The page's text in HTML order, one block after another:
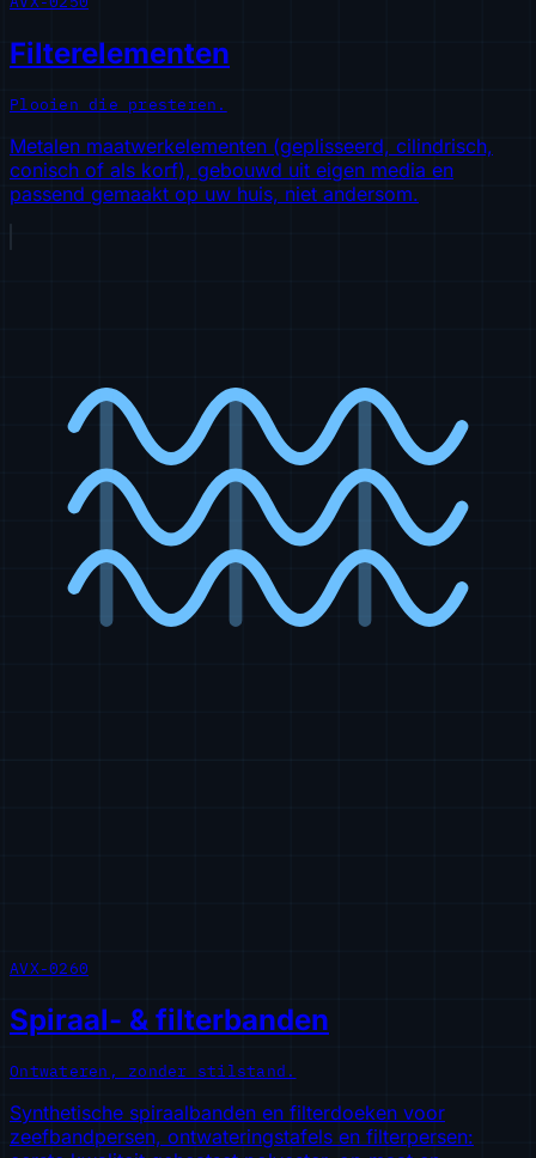
Filterelementen
Plooien die presteren.
Metalen maatwerkelementen (geplisseerd, cilindrisch,
conisch of als korf), gebouwd uit eigen media en
passend gemaakt op uw huis, niet andersom.
AVX-0260
Spiraal- & filterbanden
Ontwateren, zonder stilstand.
Synthetische spiraalbanden en filterdoeken voor
zeefbandpersen, ontwateringstafels en filterpersen: